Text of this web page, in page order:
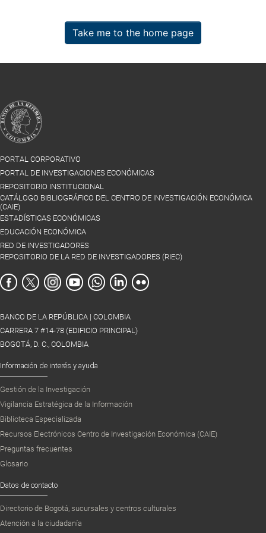
Take me to the home page
PORTAL CORPORATIVO
PORTAL DE INVESTIGACIONES ECONÓMICAS
REPOSITORIO INSTITUCIONAL
CATÁLOGO BIBLIOGRÁFICO DEL CENTRO DE INVESTIGACIÓN ECONÓMICA
(CAIE)
ESTADÍSTICAS ECONÓMICAS
EDUCACIÓN ECONÓMICA
RED DE INVESTIGADORES
REPOSITORIO DE LA RED DE INVESTIGADORES (RIEC)
BANCO DE LA REPÚBLICA | COLOMBIA
CARRERA 7 #14-78 (EDIFICIO PRINCIPAL)
BOGOTÁ, D. C., COLOMBIA
Información de interés y ayuda
Gestión de la Investigación
Vigilancia Estratégica de la Información
Biblioteca Especializada
Recursos Electrónicos Centro de Investigación Económica (CAIE)
Preguntas frecuentes
Glosario
Datos de contacto
Directorio de Bogotá, sucursales y centros culturales
Atención a la ciudadanía